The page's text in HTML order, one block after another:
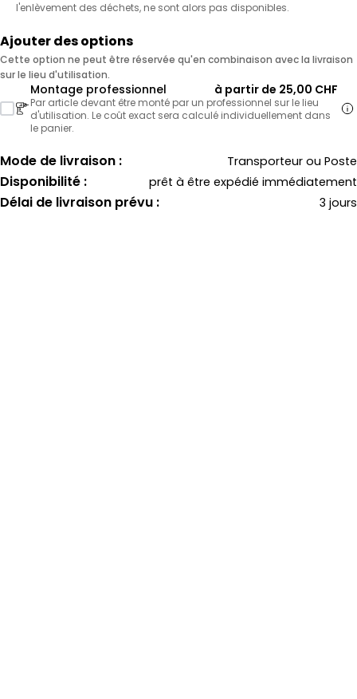
l'enlèvement des déchets, ne sont alors pas disponibles.
Ajouter des options
Cette option ne peut être réservée qu'en combinaison avec la livraison
sur le lieu d'utilisation.
Montage professionnel à partir de 25,00 CHF
Par article devant être monté par un professionnel sur le lieu
d'utilisation. Le coût exact sera calculé individuellement dans
le panier.
Mode de livraison : Transporteur ou Poste
Disponibilité : prêt à être expédié immédiatement
Délai de livraison prévu : 3 jours